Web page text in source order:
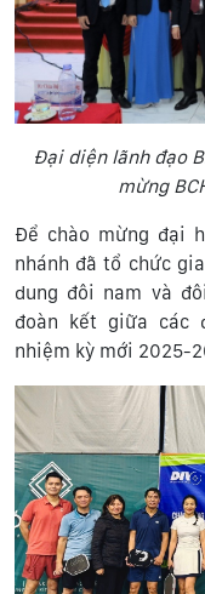
Đại diện lãnh đạo
mừng
Để chào mừng đại
nhánh đã tổ chức
dung đôi nam và
đoàn kết giữa các
nhiệm kỳ mới 2025-